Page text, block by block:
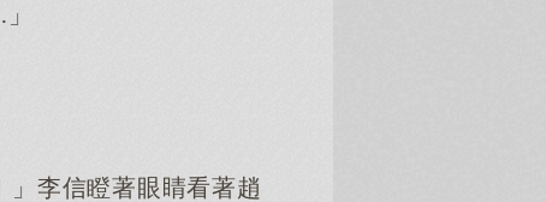
」李信瞪著眼睛看著趙